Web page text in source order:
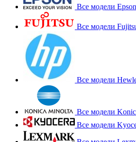
Все модели Epson
Все модели
Все модели
Все модели
Все модели